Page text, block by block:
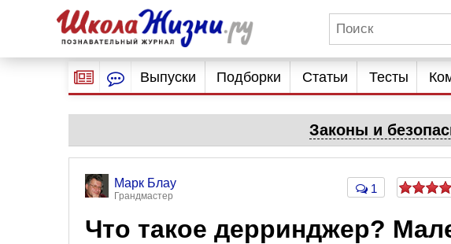
Выпуски Подборки Статьи Тесты
Законы и
Марк Блау
Грандмастер
1
Что такое дерринджер?